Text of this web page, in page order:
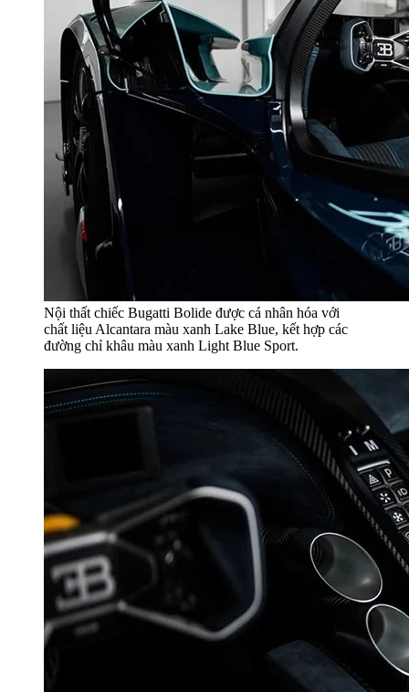
Nội thất chiếc Bugatti Bolide được cá nhân hóa với
chất liệu Alcantara màu xanh Lake Blue, kết hợp các
đường chỉ khâu màu xanh Light Blue Sport.